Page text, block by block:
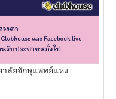
ลัยจักษุแพทย์แห่ง